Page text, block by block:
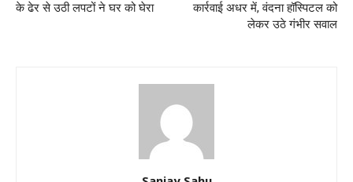
के ढेर से उठी लपटों ने घर को घेरा
कार्रवाई अधर में, वंदना हॉस्पिटल को
लेकर उठे गंभीर सवाल